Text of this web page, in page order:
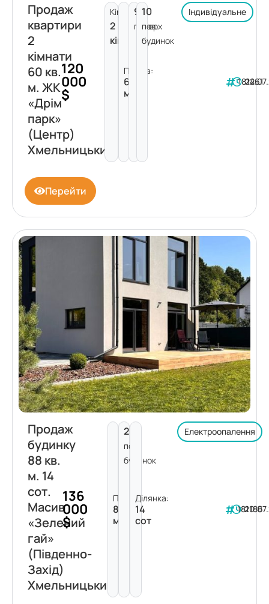
Продаж
квартири
2
кімнати
60 кв.
м. ЖК
«Дрім
парк»
(Центр)
Хмельницький
120
000
$
Кімнат:
2
кімнати
Площа:
60
м²
9
поверх
10
пов.
будинок
Індивідуальне
181461
Перейти
Продаж
будинку
88 кв.
м. 14
сот.
Масив
«Зелений
гай»
(Південно-
Захід)
Хмельницький
136
000
$
Площа:
88
м²
2
пов.
будинок
Ділянка:
14
сот
Електроопалення
181186